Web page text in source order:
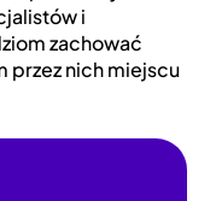
i
zachować
przez nich miejscu